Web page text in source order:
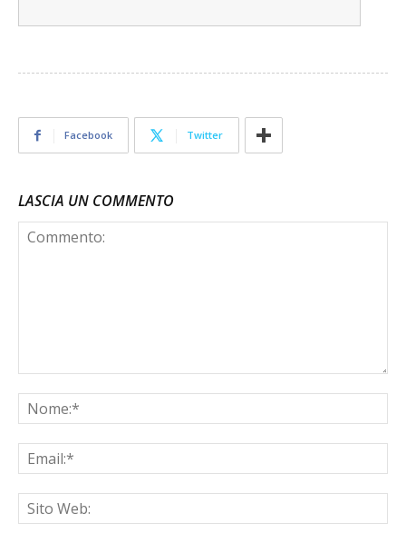
Facebook Twitter
LASCIA UN COMMENTO